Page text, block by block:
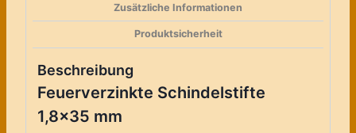
Zusätzliche Informationen
Produktsicherheit
Beschreibung
Feuerverzinkte Schindelstifte
1,8×35 mm